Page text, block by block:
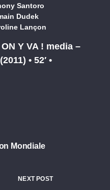
Santoro
Dudek
Lançon
Y VA ! media –
• 52′ •
Mondiale
NEXT POST